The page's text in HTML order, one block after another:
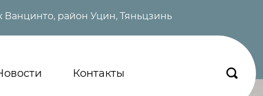
район Уцин, Тяньцзинь
Контакты 